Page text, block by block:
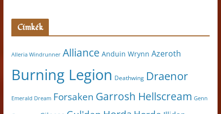
Címkék
Alleria Windrunner Alliance Anduin Wrynn Azeroth
Burning Legion Deathwing Draenor
Emerald Dream Forsaken Garrosh Hellscream Genn